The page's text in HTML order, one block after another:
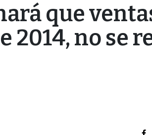
que
2014, no se